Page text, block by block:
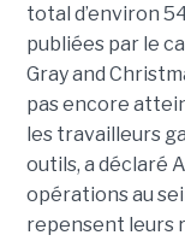
total d’environ
publiées par le
Gray and
pas encore
les travailleurs
outils, a déclaré
opérations au
repensent leurs